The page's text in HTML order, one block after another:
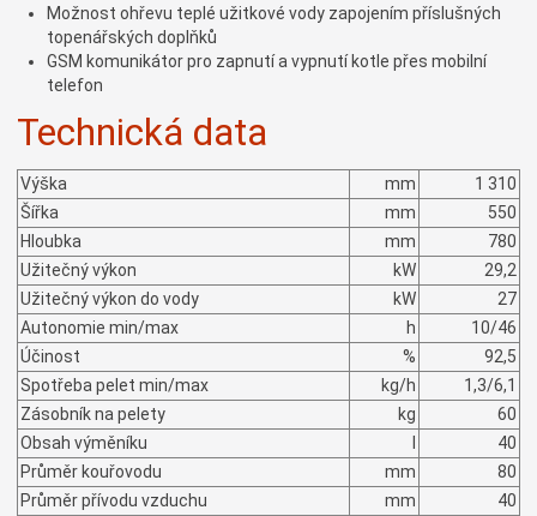
Možnost ohřevu teplé užitkové vody zapojením příslušných
topenářských doplňků
GSM komunikátor pro zapnutí a vypnutí kotle přes mobilní
telefon
Technická data
Výška mm
1 310
Šířka
mm
550
Hloubka
mm
780
Užitečný výkon
kW
29,2
Užitečný výkon do vody
kW
27
Autonomie min/max
h
10/46
Účinost
%
92,5
Spotřeba pelet min/max
kg/h
1,3/6,1
Zásobník na pelety
kg
60
Obsah výměníku
40
Průměr kouřovodu
mm
80
Průměr přívodu vzduchu
mm
40